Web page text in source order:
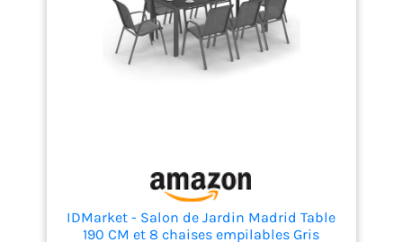
terrasse ordonnée avec un minimum d'effort par ce
ensemble de jardin RESPIRANT ET STABLE : L'assise
et le dossier en textilène offrent un confort frais et
aéré lors des longs repas en plein air, des
barbecues ou des soirées, même par temps chaud.
89H cm. Dimensions de l'assise : 42l x 50P cm.
Hauteur d'assise : 43 cm. Capacité de charge : 120 kg
(chaise), 50 kg (table). Montage requis
IDMarket - Salon de Jardin Madrid Table
190 CM et 8 chaises empilables Gris